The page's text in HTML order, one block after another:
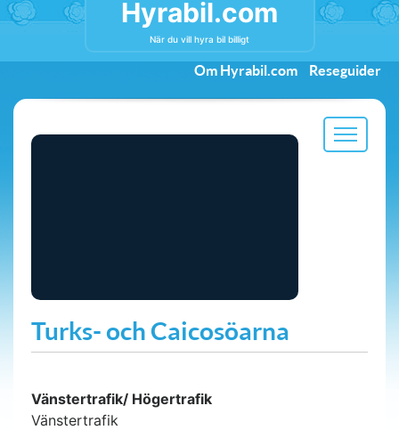
Hyrabil.com
När du vill hyra bil billigt
Om Hyrabil.com Reseguider
Turks- och Caicosöarna
Vänstertrafik/ Högertrafik
Vänstertrafik